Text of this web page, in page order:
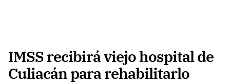
IMSS recibirá viejo hospital de
Culiacán para rehabilitarlo